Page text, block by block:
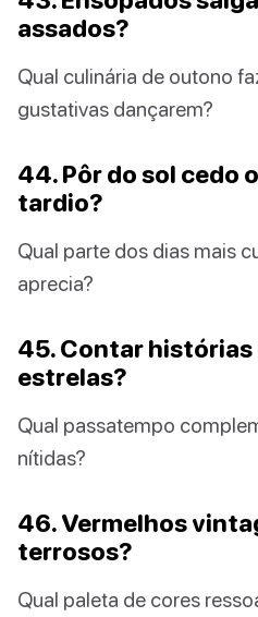
assados?
Qual culinária de outono
gustativas dançarem?
44. Pôr do sol cedo
tardio?
Qual parte dos dias mais
aprecia?
45. Contar histórias
estrelas?
Qual passatempo
nítidas?
46. Vermelhos
terrosos?
Qual paleta de cores